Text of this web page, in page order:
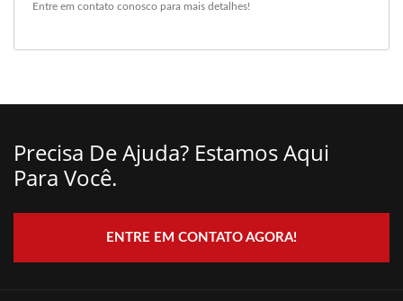
Entre em contato conosco para mais detalhes!
Precisa De Ajuda? Estamos Aqui
Para Você.
ENTRE EM CONTATO AGORA!